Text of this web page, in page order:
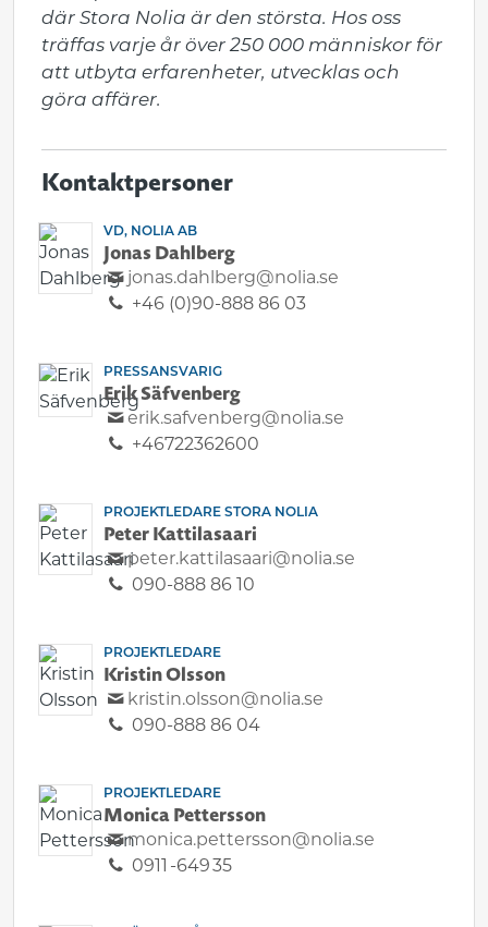
där Stora Nolia är den största. Hos oss
träffas varje år över 250 000 människor för
att utbyta erfarenheter, utvecklas och
göra affärer.
Kontaktpersoner
VD, NOLIA AB
Jonas Dahlberg
jonas.dahlberg@nolia.se
+46 (0)90-888 86 03
PRESSANSVARIG
Erik Säfvenberg
erik.safvenberg@nolia.se
+46722362600
PROJEKTLEDARE STORA NOLIA
Peter Kattilasaari
peter.kattilasaari@nolia.se
090-888 86 10
PROJEKTLEDARE
Kristin Olsson
kristin.olsson@nolia.se
090-888 86 04
PROJEKTLEDARE
Monica Pettersson
monica.pettersson@nolia.se
0911 -649 35